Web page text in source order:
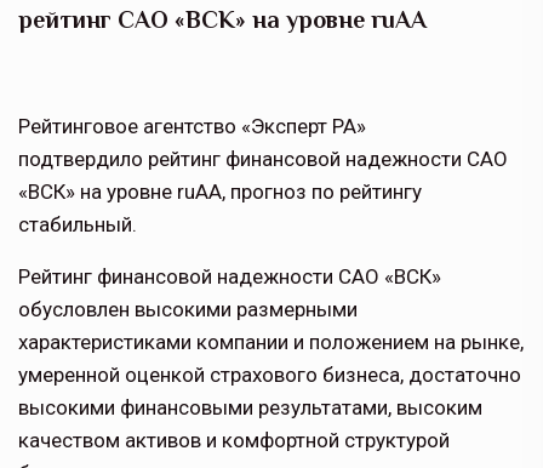
рейтинг САО «ВСК» на уровне ruAA
Рейтинговое агентство «Эксперт РА»
подтвердило рейтинг финансовой надежности САО
«ВСК» на уровне ruAA, прогноз по рейтингу
стабильный.
Рейтинг финансовой надежности САО «ВСК»
обусловлен высокими размерными
характеристиками компании и положением на рынке,
умеренной оценкой страхового бизнеса, достаточно
высокими финансовыми результатами, высоким
качеством активов и комфортной структурой